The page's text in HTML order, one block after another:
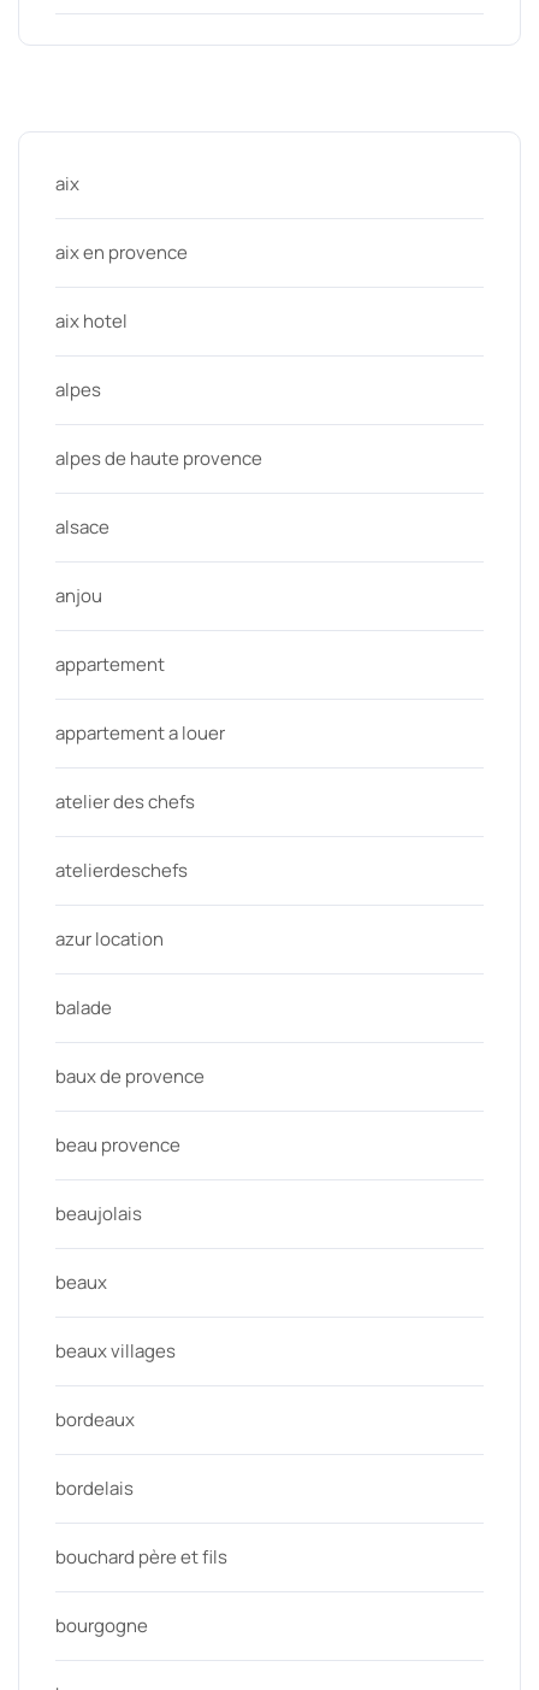
aix
aix en provence
aix hotel
alpes
alpes de haute provence
alsace
anjou
appartement
appartement a louer
atelier des chefs
atelierdeschefs
azur location
balade
baux de provence
beau provence
beaujolais
beaux
beaux villages
bordeaux
bordelais
bouchard père et fils
bourgogne